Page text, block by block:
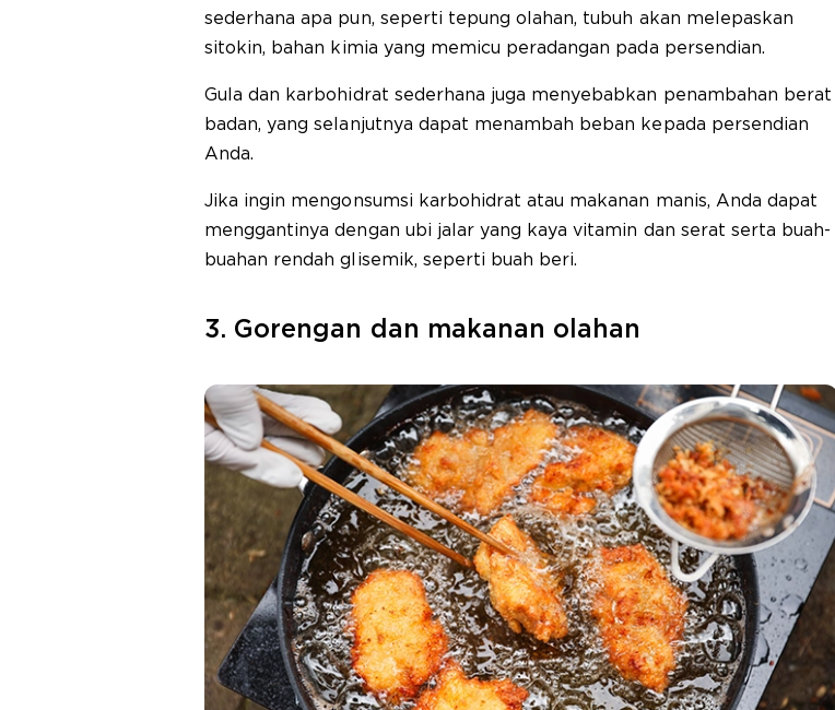
sederhana apa pun, seperti tepung olahan, tubuh akan melepaskan
sitokin, bahan kimia yang memicu peradangan pada persendian.
Gula dan karbohidrat sederhana juga menyebabkan penambahan berat
badan, yang selanjutnya dapat menambah beban kepada persendian
Anda.
Jika ingin mengonsumsi karbohidrat atau makanan manis, Anda dapat
menggantinya dengan ubi jalar yang kaya vitamin dan serat serta buah-
buahan rendah glisemik, seperti buah beri.
3. Gorengan dan makanan olahan